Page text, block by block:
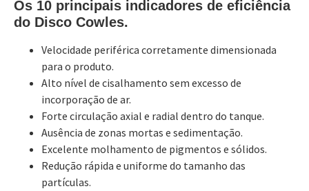
Os 10 principais indicadores de eficiência
do Disco Cowles.
Velocidade periférica corretamente dimensionada
para o produto.
Alto nível de cisalhamento sem excesso de
incorporação de ar.
Forte circulação axial e radial dentro do tanque.
Ausência de zonas mortas e sedimentação.
Excelente molhamento de pigmentos e sólidos.
Redução rápida e uniforme do tamanho das
partículas.